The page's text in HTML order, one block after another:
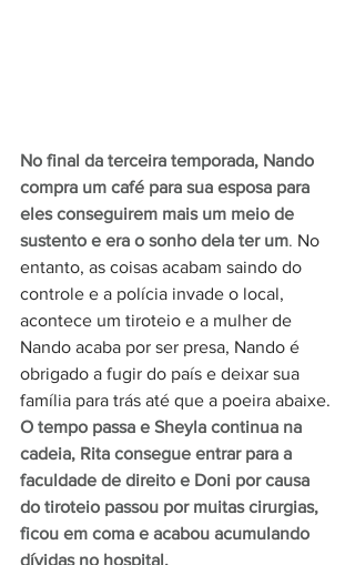
No final da terceira temporada, Nando
compra um café para sua esposa para
eles conseguirem mais um meio de
sustento e era o sonho dela ter um. No
entanto, as coisas acabam saindo do
controle e a polícia invade o local,
acontece um tiroteio e a mulher de
Nando acaba por ser presa, Nando é
obrigado a fugir do país e deixar sua
família para trás até que a poeira abaixe.
O tempo passa e Sheyla continua na
cadeia, Rita consegue entrar para a
faculdade de direito e Doni por causa
do tiroteio passou por muitas cirurgias,
ficou em coma e acabou acumulando
dívidas no hospital.